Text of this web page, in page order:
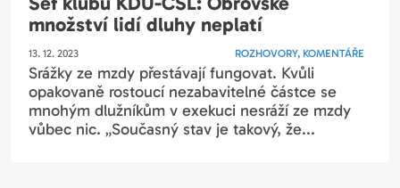
množství lidí dluhy neplatí
13. 12. 2023 ROZHOVORY, KOMENTÁŘE
Srážky ze mzdy přestávají fungovat. Kvůli
opakovaně rostoucí nezabavitelné částce se
mnohým dlužníkům v exekuci nesráží ze mzdy
vůbec nic. „Současný stav je takový, že...